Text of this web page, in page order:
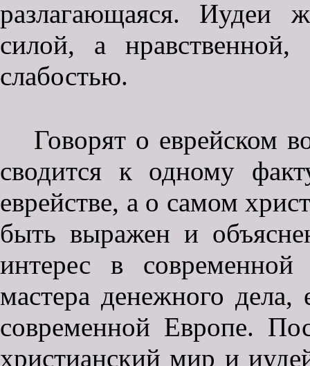
разлагающаяся. Иудеи
силой, а нравственной,
слабостью.
Говорят о еврейском
сводится к одному
еврействе, а о самом
быть выражен и
интерес в
мастера денежного дела,
современной Европе.
христианский мир и